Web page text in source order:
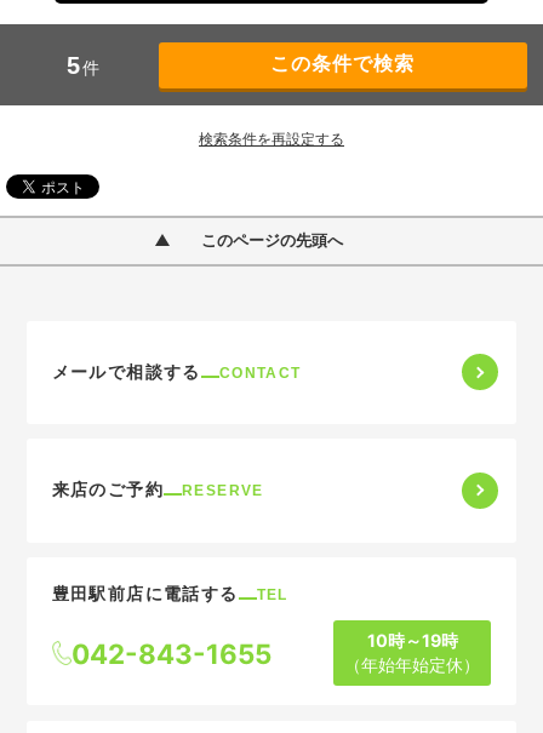
5件
検索条件を再設定する
このページの先頭へ
メールで相談する CONTACT
来店のご予約 RESERVE
豊田駅前店に電話する TEL
042-843-1655
10時～19時
（年始年始定休）